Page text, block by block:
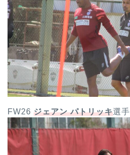
FW26 ジェアン パトリッキ選手